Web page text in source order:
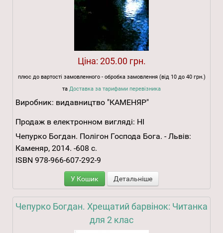
Ціна: 205.00 грн.
плюс до вартості замовленного - обробка замовлення (від 10 до 40 грн.)
та Доставка за тарифами перевізника
Виробник: видавництво "КАМЕНЯР"
Продаж в електронном вигляді: НІ
Чепурко Богдан. Полігон Господа Бога. - Львів:
Каменяр, 2014. -608 с.
ISBN 978-966-607-292-9
У Кошик Детальніше
Чепурко Богдан. Хрещатий барвінок: Читанка
для 2 клас